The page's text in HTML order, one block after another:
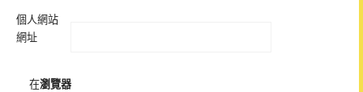
個人網站
網址
在瀏覽器